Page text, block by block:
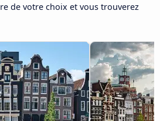
de votre choix et vous trouverez